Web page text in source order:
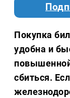
Покупка
удобна и
сбиться.